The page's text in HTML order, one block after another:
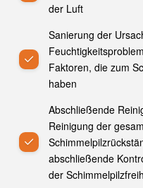
der Luft
Sanierung der
Faktoren, die zum
haben
Abschließende
Reinigung der
abschließende
der